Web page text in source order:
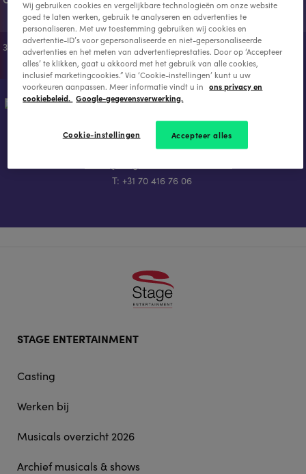
300 m²
Tot 450
personen
BG Ja
Heb je vragen? Wij staan voor je klaar
Backoffice AFAS Circustheater
T: +31 70 416 76 06
STAGE ENTERTAINMENT
Casting
Werken bij
Musicals overzicht 2026
Archief musicals & shows
Wij gebruiken cookies en vergelijkbare technologieën om onze website
goed te laten werken, gebruik te analyseren en advertenties te
personaliseren. Met uw toestemming gebruiken wij cookies en
advertentie-ID’s voor gepersonaliseerde en niet-gepersonaliseerde
advertenties en het meten van advertentieprestaties. Door op ‘Accepteer
alles’ te klikken, gaat u akkoord met het gebruik van alle cookies,
inclusief marketingcookies.” Via ‘Cookie-instellingen’ kunt u uw
voorkeuren aanpassen. Meer informatie vindt u in
ons privacy en
cookiebeleid. Google-gegevensverwerking.
Accepteer alles
Cookie-instellingen